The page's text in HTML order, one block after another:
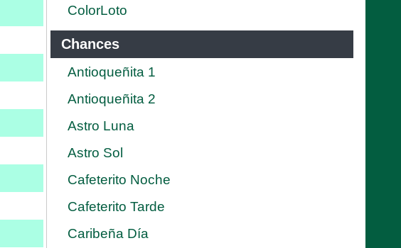
ColorLoto
Chances
Antioqueñita 1
Antioqueñita 2
Astro Luna
Astro Sol
Cafeterito Noche
Cafeterito Tarde
Caribeña Día